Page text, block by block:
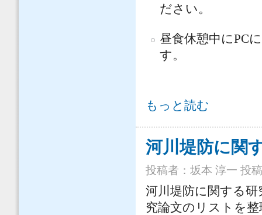
ださい。
昼食休憩中にPC
す。
「第4回 河川堤防技術シンポジウ
もっと読む
河川堤防に関
投稿者： 坂本 淳一 投
河川堤防に関する
究論文のリストを